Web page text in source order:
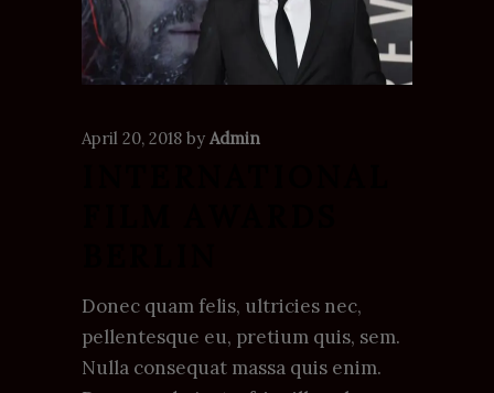
April 20, 2018 by Admin
Donec quam felis, ultricies nec,
pellentesque eu, pretium quis, sem.
Nulla consequat massa quis enim.